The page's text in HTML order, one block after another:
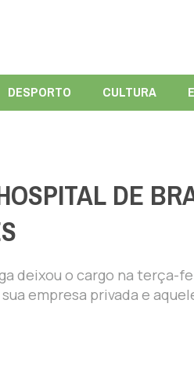
DESPORTO CULTURA
DE
deixou o cargo na terça-
empresa privada e